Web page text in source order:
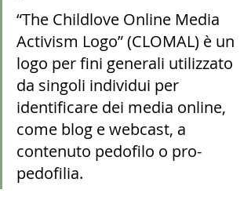
“The Childlove Online Media
Activism Logo” (CLOMAL) è un
logo per fini generali utilizzato
da singoli individui per
identificare dei media online,
come blog e webcast, a
contenuto pedofilo o pro-
pedofilia.